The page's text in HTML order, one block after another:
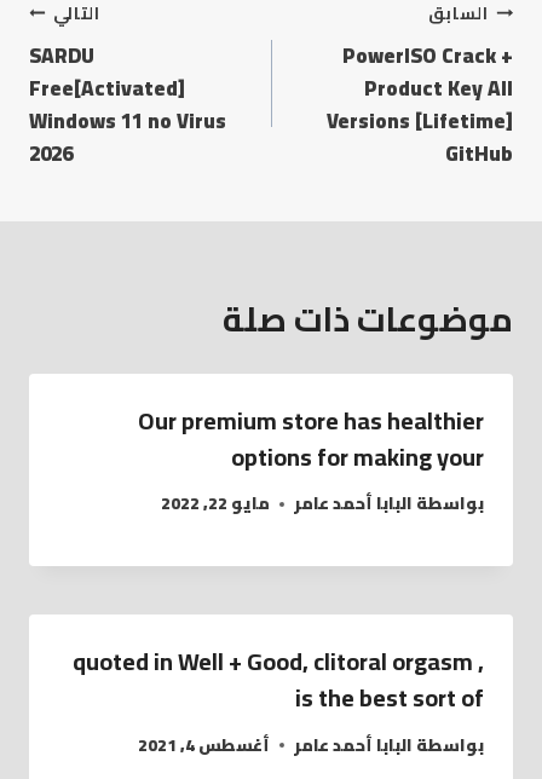
تصفّح
المقالات
السابق
PowerISO Crack +
Product Key All
Versions [Lifetime]
GitHub
التالي
SARDU
Free[Activated]
Windows 11 no Virus
2026
موضوعات ذات صلة
Our premium store has healthier
options for making your
بواسطةالبابا أحمد عامر مايو 22, 2022
, quoted in Well + Good, clitoral orgasm
is the best sort of
بواسطةالبابا أحمد عامر أغسطس 4, 2021